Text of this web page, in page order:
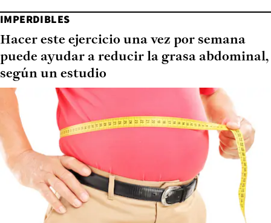
IMPERDIBLES
Hacer este ejercicio una vez por semana
puede ayudar a reducir la grasa abdominal,
según un estudio